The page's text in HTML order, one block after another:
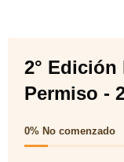
2° Edición
Permiso -
0% No comenzado